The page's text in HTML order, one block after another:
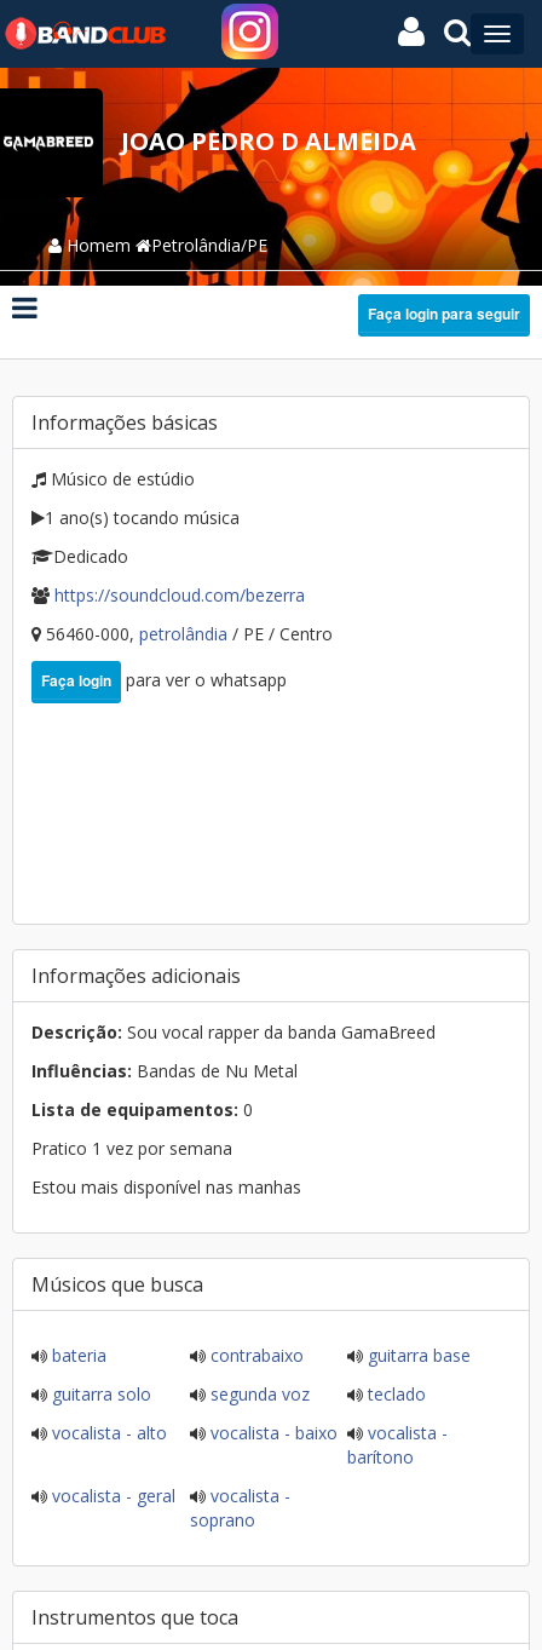
JOAO PEDRO D ALMEIDA
Homem Petrolândia/PE
Faça login para seguir
Informações básicas
Músico de estúdio
1 ano(s) tocando música
Dedicado
https://soundcloud.com/bezerra
56460-000, petrolândia / PE / Centro
Faça login para ver o whatsapp
Informações adicionais
Descrição: Sou vocal rapper da banda GamaBreed
Influências: Bandas de Nu Metal
Lista de equipamentos: 0
Pratico 1 vez por semana
Estou mais disponível nas manhas
Músicos que busca
bateria contrabaixo
guitarra base
guitarra solo
segunda voz
teclado
vocalista - alto
vocalista - baixo
vocalista -
barítono
vocalista - geral
vocalista -
soprano
Instrumentos que toca